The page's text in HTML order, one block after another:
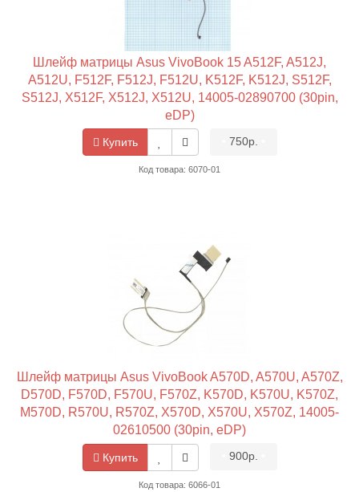
Шлейф матрицы Asus VivoBook 15 A512F, A512J,
A512U, F512F, F512J, F512U, K512F, K512J, S512F,
S512J, X512F, X512J, X512U, 14005-02890700 (30pin,
eDP)
Купить 750р.
Код товара: 6070-01
Шлейф матрицы Asus VivoBook A570D, A570U, A570Z,
D570D, F570D, F570U, F570Z, K570D, K570U, K570Z,
M570D, R570U, R570Z, X570D, X570U, X570Z, 14005-
02610500 (30pin, eDP)
Купить 900р.
Код товара: 6066-01